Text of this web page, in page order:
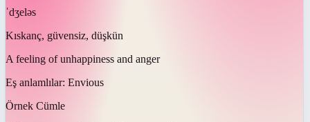
ˈdʒeləs
Kıskanç, güvensiz, düşkün
A feeling of unhappiness and anger
Eş anlamlılar: Envious
Örnek Cümle